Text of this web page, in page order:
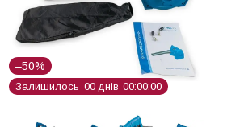
–50%
Залишилось 00 днів 00 00 00